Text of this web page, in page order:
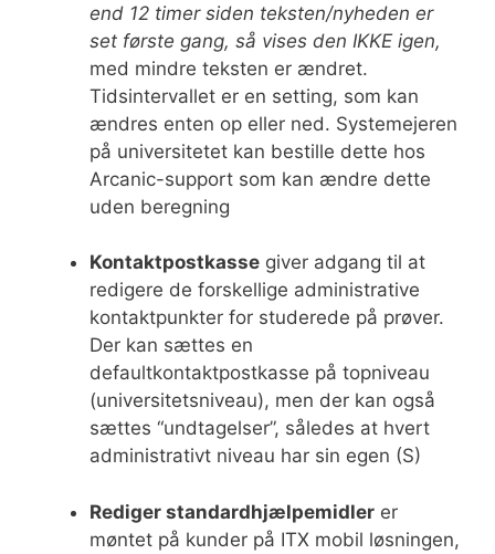
end 12 timer siden teksten/nyheden er
set første gang, så vises den IKKE igen,
med mindre teksten er ændret.
Tidsintervallet er en setting, som kan
ændres enten op eller ned. Systemejeren
på universitetet kan bestille dette hos
Arcanic-support som kan ændre dette
uden beregning
Kontaktpostkasse giver adgang til at
redigere de forskellige administrative
kontaktpunkter for studerede på prøver.
Der kan sættes en
defaultkontaktpostkasse på topniveau
(universitetsniveau), men der kan også
sættes “undtagelser”, således at hvert
administrativt niveau har sin egen (S)
Rediger standardhjælpemidler er
møntet på kunder på ITX mobil løsningen,